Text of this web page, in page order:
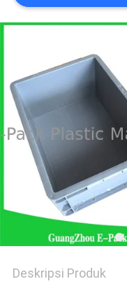
Deskripsi Produk